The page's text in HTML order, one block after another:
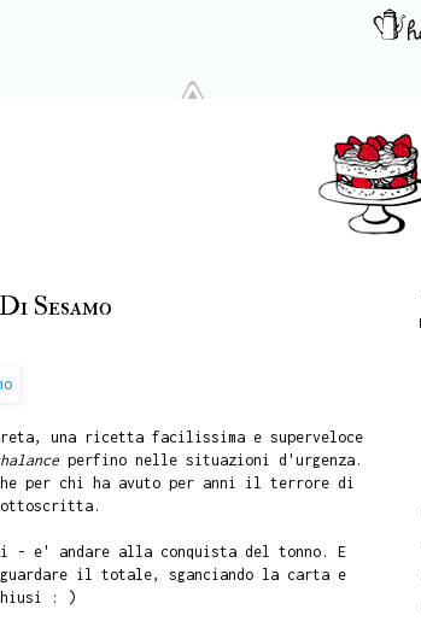
Sesamo
una ricetta facilissima e superveloce
perfino nelle situazioni d'urgenza.
per chi ha avuto per anni il terrore di
- e' andare alla conquista del tonno. E
guardare il totale, sganciando la carta e
: )